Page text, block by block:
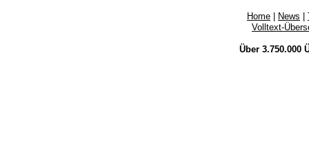
Home News
Volltext-
Über 3.750.000